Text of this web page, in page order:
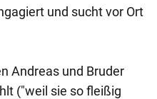
und sucht vor Ort
Andreas und Bruder
("weil sie so fleißig